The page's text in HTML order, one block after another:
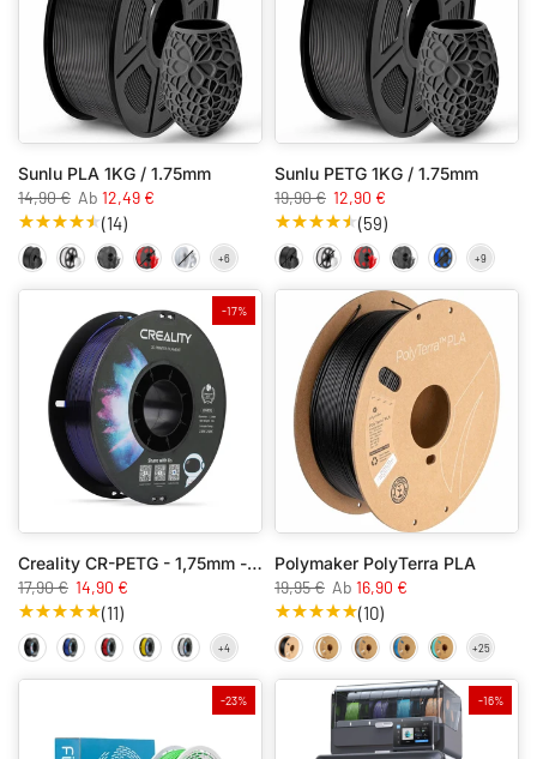
Sunlu PLA 1KG / 1.75mm
14,90 € Ab 12,49 €
(14)
Sunlu PETG 1KG / 1.75mm
19,90 € 12,90 €
(59)
-17%
Creality CR-PETG - 1,75mm - 1kg
17,90 € 14,90 €
(11)
Polymaker PolyTerra PLA
19,95 € Ab 16,90 €
(10)
-23% -16%